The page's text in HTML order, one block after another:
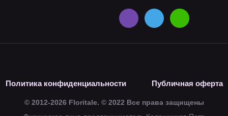
Политика конфиденциальности Публичная оферта
© 2012-2026 Floritale. © 2022 Все права защищены